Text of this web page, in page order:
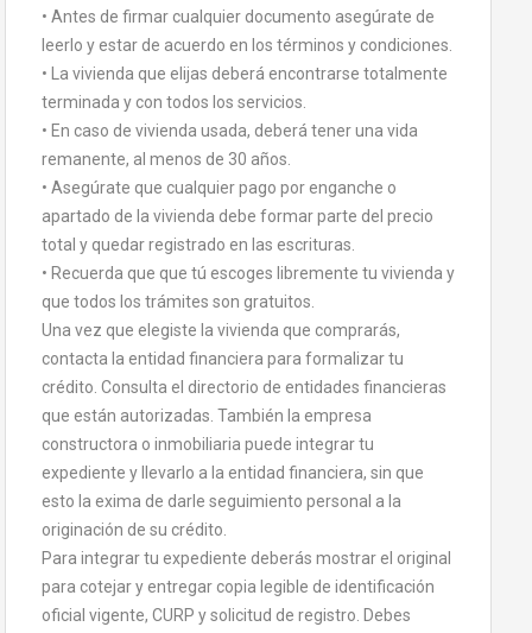
• Antes de firmar cualquier documento asegúrate de
leerlo y estar de acuerdo en los términos y condiciones.
• La vivienda que elijas deberá encontrarse totalmente
terminada y con todos los servicios.
• En caso de vivienda usada, deberá tener una vida
remanente, al menos de 30 años.
• Asegúrate que cualquier pago por enganche o
apartado de la vivienda debe formar parte del precio
total y quedar registrado en las escrituras.
• Recuerda que que tú escoges libremente tu vivienda y
que todos los trámites son gratuitos.
Una vez que elegiste la vivienda que comprarás,
contacta la entidad financiera para formalizar tu
crédito. Consulta el directorio de entidades financieras
que están autorizadas. También la empresa
constructora o inmobiliaria puede integrar tu
expediente y llevarlo a la entidad financiera, sin que
esto la exima de darle seguimiento personal a la
originación de su crédito.
Para integrar tu expediente deberás mostrar el original
para cotejar y entregar copia legible de identificación
oficial vigente, CURP y solicitud de registro. Debes